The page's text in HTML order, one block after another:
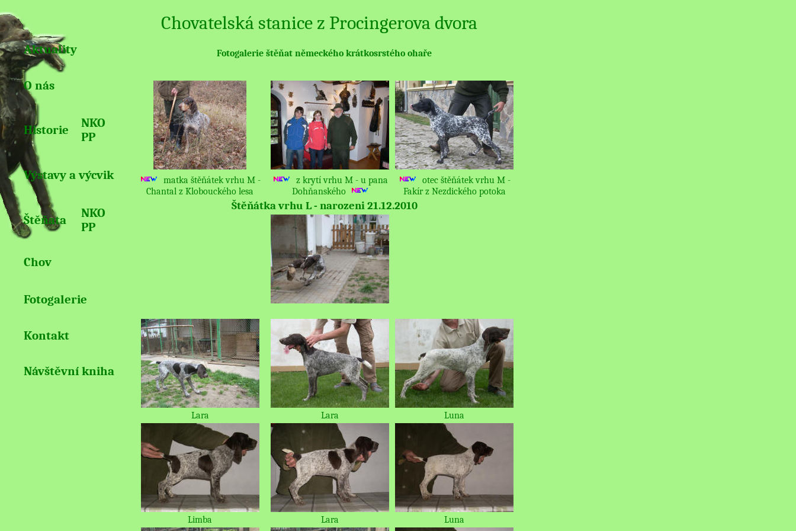
Chovatelská stanice z Procingerova dvora
Aktuality Fotogalerie štěňat německého krátkosrstého ohaře
matka štěňátek vrhu M -
Chantal z Klobouckého lesa
z krytí vrhu M - u pana
Dohňanského
otec štěňátek vrhu M -
Fakír z Nezdického potoka
Štěňátka vrhu L - narozeni 21.12.2010
Lara Lara Luna
Limba Lara Luna
O nás
Historie
NKO
PP
Výstavy a výcvik
Štěňata
NKO
PP
Chov
Fotogalerie
Kontakt
Návštěvní kniha